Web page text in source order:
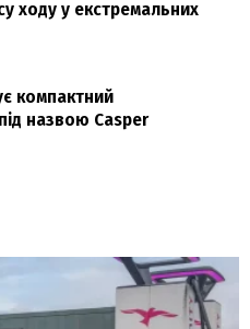
ходу у екстремальних
компактний
назвою Casper